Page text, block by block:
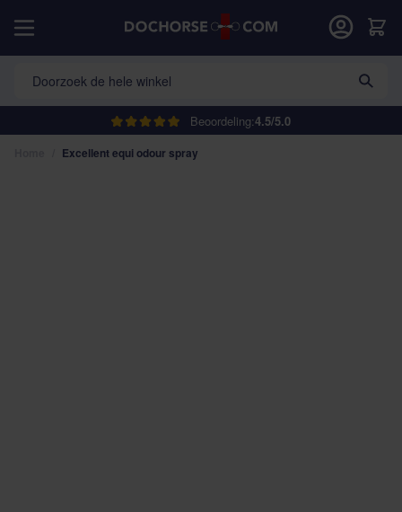
Beoordeling:4.5/5.0
Doorzoek de hele winkel
Cart
Excellent equi odour spray